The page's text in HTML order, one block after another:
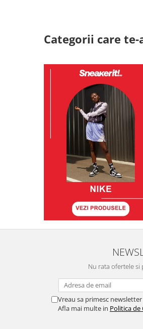
Categorii care
Nu rata ofertele
Vreau sa primesc
Afla mai multe in Politica